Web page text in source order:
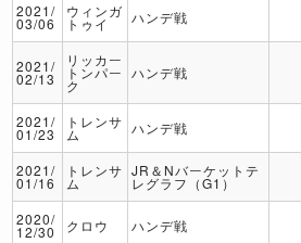
2021/
03/06
ウィンガ
トゥイ ハンデ戦
2021/
02/13
リッカー
トンパー
ク
ハンデ戦
2021/
01/23
トレンサ
ム ハンデ戦
2021/
01/16
トレンサ
ム
JR＆Nバーケットテ
レグラフ（G1）
2020/
12/30 クロウ ハンデ戦